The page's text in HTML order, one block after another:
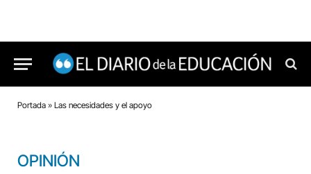
Portada » Las necesidades y el apoyo
OPINIÓN